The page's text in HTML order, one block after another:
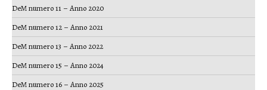
DeM numero 11 – Anno 2020
DeM numero 12 – Anno 2021
DeM numero 13 – Anno 2022
DeM numero 15 – Anno 2024
DeM numero 16 – Anno 2025